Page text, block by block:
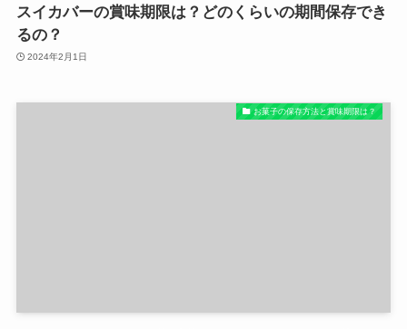
スイカバーの賞味期限は？どのくらいの期間保存でき
るの？
2024年2月1日
お菓子の保存方法と賞味期限は？